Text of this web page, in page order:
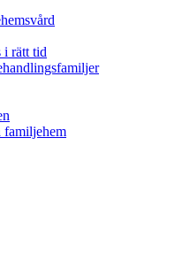
i rätt tid
familjehem